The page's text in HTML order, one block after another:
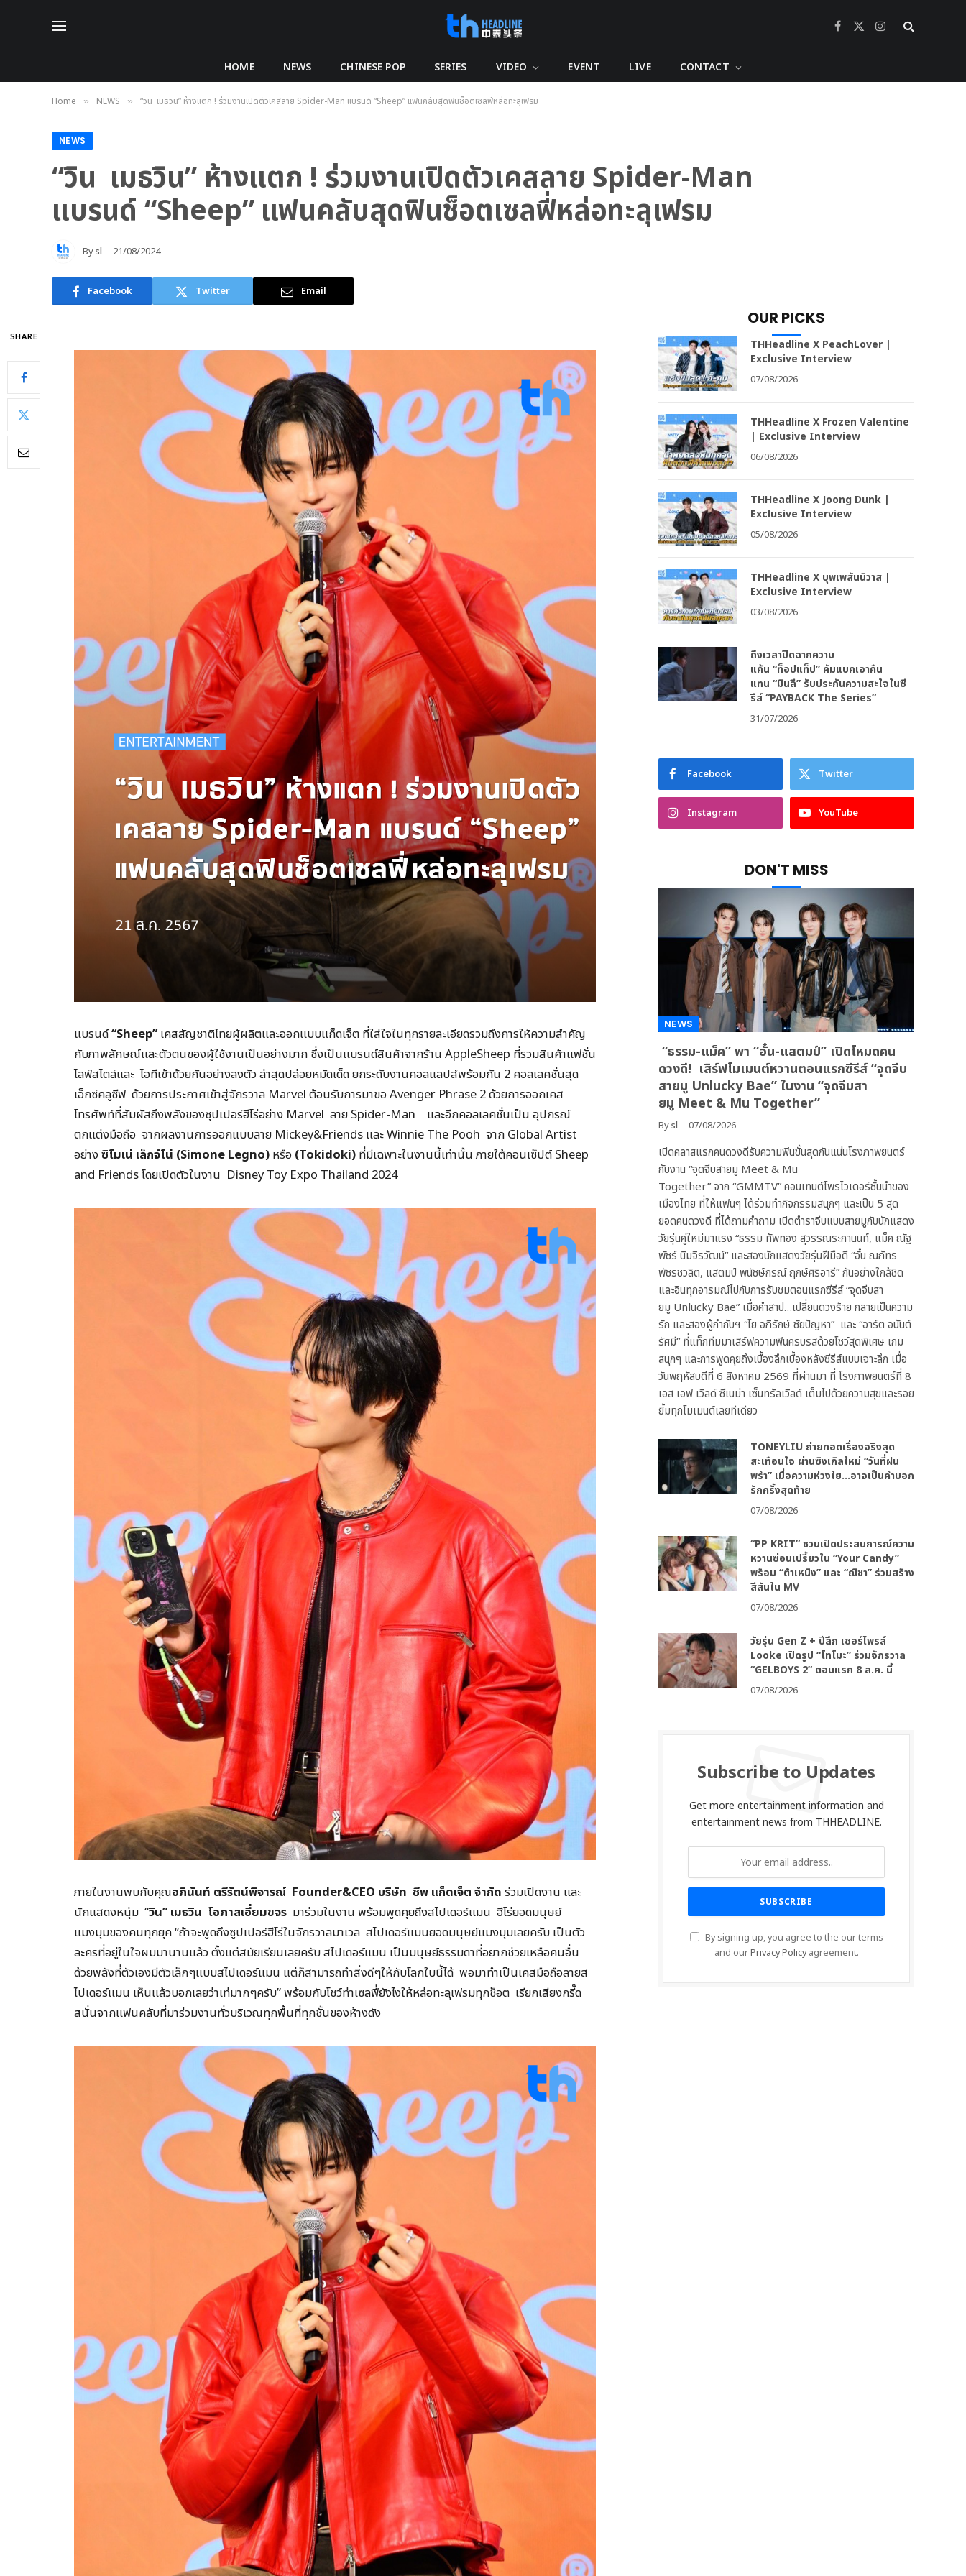
Facebook
X
Instagram
HOME NEWS CHINESE POP SERIES VIDEO EVENT LIVE CONTACT
Home » NEWS » “วิน เมธวิน” ห้างแตก ! ร่วมงานเปิดตัวเคสลาย Spider-Man แบรนด์ “Sheep” แฟนคลับสุดฟินช็อตเซลฟี่หล่อทะลุเฟรม
NEWS
“วิน เมธวิน” ห้างแตก ! ร่วมงานเปิดตัวเคสลาย Spider-Man
แบรนด์ “Sheep” แฟนคลับสุดฟินช็อตเซลฟี่หล่อทะลุเฟรม
Bysl 21/08/2024
Facebook Twitter Email
SHARE
แบรนด์“Sheep” เคสสัญชาติไทยผู้ผลิตและออกแบบแก็ดเจ็ต ที่ใส่ใจในทุกรายละเอียดรวมถึงการให้ความสำคัญ
กับภาพลักษณ์และตัวตนของผู้ใช้งานเป็นอย่างมาก ซึ่งเป็นแบรนด์สินค้าจากร้าน AppleSheep ที่รวมสินค้าแฟชั่น
ไลฟ์สไตล์และ ไอทีเข้าด้วยกันอย่างลงตัว ล่าสุดปล่อยหมัดเด็ด ยกระดับงานคอลแลปส์พร้อมกัน 2 คอลเลคชั่นสุด
เอ็กซ์คลูซีฟ ด้วยการประกาศเข้าสู่จักรวาล Marvel ต้อนรับการมาขอ Avenger Phrase 2 ด้วยการออกเคส
โทรศัพท์ที่สัมผัสถึงพลังของซุปเปอร์ฮีโร่อย่าง Marvel ลาย Spider-Man และอีกคอลเลคชั่นเป็น อุปกรณ์
ตกแต่งมือถือ จากผลงานการออกแบบลาย Mickey&Friends และ Winnie The Pooh จาก Global Artist
อย่างซิโมเน่ เล็กจ์โน่ (Simone Legno) หรือ (Tokidoki) ที่มีเฉพาะในงานนี้เท่านั้น ภายใต้คอนเซ็ปต์ Sheep
and Friends โดยเปิดตัวในงาน Disney Toy Expo Thailand 2024
ภายในงานพบกับคุณอภินันท์ ตรีรัตน์พิจารณ์ Founder&CEO บริษัท ชีพ แก็ดเจ็ต จำกัด ร่วมเปิดงาน และ
นักแสดงหนุ่ม “วิน” เมธวิน โอภาสเอี่ยมขจร มาร่วมในงาน พร้อมพูดคุยถึงสไปเดอร์แมน ฮีโร่ยอดมนุษย์
แมงมุมของคนทุกยุค “ถ้าจะพูดถึงซูปเปอร์ฮีโร่ในจักรวาลมาเวล สไปเดอร์แมนยอดมนุษย์แมงมุมเลยครับ เป็นตัว
ละครที่อยู่ในใจผมมานานแล้ว ตั้งแต่สมัยเรียนเลยครับ สไปเดอร์แมน เป็นมนุษย์ธรรมดาที่อยากช่วยเหลือคนอื่น
ด้วยพลังที่ตัวเองมีตัวเล็กๆแบบสไปเดอร์แมน แต่ก็สามารถทำสิ่งดีๆให้กับโลกใบนี้ได้ พอมาทำเป็นเคสมือถือลายส
ไปเดอร์แมน เห็นแล้วบอกเลยว่าเท่มากๆครับ” พร้อมกับโชว์ท่าเซลฟี่ยังไงให้หล่อทะลุเฟรมทุกช็อต เรียกเสียงกรี๊ด
สนั่นจากแฟนคลับที่มาร่วมงานทั่วบริเวณทุกพื้นที่ทุกชั้นของห้างดัง
OUR PICKS
THHeadline X PeachLover |
Exclusive Interview
07/08/2026
THHeadline X Frozen Valentine
| Exclusive Interview
06/08/2026
THHeadline X Joong Dunk |
Exclusive Interview
05/08/2026
THHeadline X บุพเพสันนิวาส |
Exclusive Interview
03/08/2026
ถึงเวลาปิดฉากความ
แค้น “ท็อปแท็ป” คัมแบคเอาคืน
แทน “มินลี” รับประกันความสะใจในซี
รีส์ “PAYBACK The Series”
31/07/2026
Facebook Twitter
Instagram YouTube
DON'T MISS
NEWS
“ธรรม-แม็ค” พา “อั๋น-แสตมป์” เปิดโหมดคน
ดวงดี! เสิร์ฟโมเมนต์หวานตอนแรกซีรีส์ “จุดจีบ
สายมู Unlucky Bae” ในงาน “จุดจีบสา
ยมู Meet & Mu Together”
Bysl 07/08/2026
เปิดคลาสแรกคนดวงดีรับความฟินขั้นสุดกันแน่นโรงภาพยนตร์
กับงาน “จุดจีบสายมู Meet & Mu
Together” จาก “GMMTV” คอนเทนต์โพรไวเดอร์ชั้นนำของ
เมืองไทย ที่ให้แฟนๆ ได้ร่วมทำกิจกรรมสนุกๆ และเป็น 5 สุด
ยอดคนดวงดี ที่ได้ถามคำถาม เปิดตำราจีบแบบสายมูกับนักแสดง
วัยรุ่นคู่ใหม่มาแรง “ธรรม ทัพทอง สุวรรณระกานนท์, แม็ค ณัฐ
พัชร์ นิมจิรวัฒน์” และสองนักแสดงวัยรุ่นฝีมือดี “อั๋น ณภัทร
พัชรชวลิต, แสตมป์ พนัชษ์กรณ์ ฤกษ์ศิริอารี” กันอย่างใกล้ชิด
และอินทุกอารมณ์ไปกับการรับชมตอนแรกซีรีส์ “จุดจีบสา
ยมู Unlucky Bae” เมื่อคำสาป…เปลี่ยนดวงร้าย กลายเป็นความ
รัก และสองผู้กำกับฯ “โย อภิรักษ์ ชัยปัญหา” และ “อาร์ต อนันต์
รัศมี” ที่แท็กทีมมาเสิร์ฟความฟินครบรสด้วยโชว์สุดพิเศษ เกม
สนุกๆ และการพูดคุยถึงเบื้องลึกเบื้องหลังซีรีส์แบบเจาะลึก เมื่อ
วันพฤหัสบดีที่ 6 สิงหาคม 2569 ที่ผ่านมา ที่ โรงภาพยนตร์ที่ 8
เอส เอฟ เวิลด์ ซีเนม่า เซ็นทรัลเวิลด์ เต็มไปด้วยความสุขและรอย
ยิ้มทุกโมเมนต์เลยทีเดียว
TONEYLIU ถ่ายทอดเรื่องจริงสุด
สะเทือนใจ ผ่านซิงเกิลใหม่ “วันที่ฝน
พรำ” เมื่อความห่วงใย…อาจเป็นคำบอก
รักครั้งสุดท้าย
07/08/2026
“PP KRIT” ชวนเปิดประสบการณ์ความ
หวานซ่อนเปรี้ยวใน “Your Candy”
พร้อม “ต้าเหนิง” และ “ณิชา” ร่วมสร้าง
สีสันใน MV
07/08/2026
วัยรุ่น Gen Z + ปีลึก เซอร์ไพรส์
Looke เปิดรูป “โทโมะ” ร่วมจักรวาล
“GELBOYS 2” ตอนแรก 8 ส.ค. นี้
07/08/2026
Subscribe to Updates
Get more entertainment information and
entertainment news from THHEADLINE.
By signing up, you agree to the our terms
and ourPrivacy Policyagreement.